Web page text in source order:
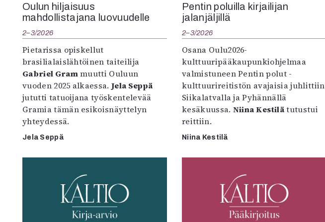
Oulun hiljaisuus
mahdollistajana luovuudelle
2–3/2026
Pietarissa opiskellut
brasilialaislähtöinen taiteilija
Gabriel Grammuutti Ouluun
vuoden 2025 alkaessa.Jela Seppä
jututti tatuoijana työskentelevää
Gramia tämän esikoisnäyttelyn
yhteydessä.
Jela Seppä
Pentin poluilla kirjailijan
jalanjäljillä
2–3/2026
Osana Oulu2026-
kulttuuripääkaupunkiohjelmaa
valmistuneen Pentin polut -
kulttuurireitistön avajaisia juhlittiin
Siikalatvalla ja Pyhännällä
kesäkuussa. Niina Kestilätutustui
reittiin.
Niina Kestilä